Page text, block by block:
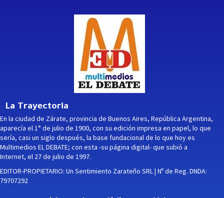
La Trayectoria
En la ciudad de Zárate, provincia de Buenos Aires, República Argentina,
aparecía el 1° de julio de 1900, con su edición impresa en papel, lo que
sería, casi un siglo después, la base fundacional de lo que hoy es
Multimedios EL DEBATE; con esta -su página digital- que subió a
Internet, el 27 de julio de 1997.
EDITOR-PROPIETARIO: Un Sentimiento Zarateño SRL | Nº de Reg. DNDA:
79707292